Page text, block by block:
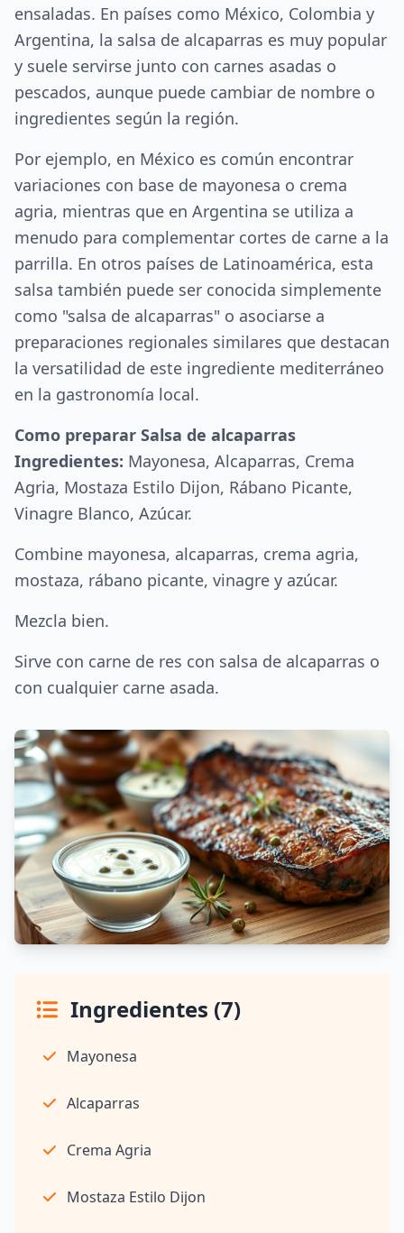
ensaladas. En países como México, Colombia y
Argentina, la salsa de alcaparras es muy popular
y suele servirse junto con carnes asadas o
pescados, aunque puede cambiar de nombre o
ingredientes según la región.
Por ejemplo, en México es común encontrar
variaciones con base de mayonesa o crema
agria, mientras que en Argentina se utiliza a
menudo para complementar cortes de carne a la
parrilla. En otros países de Latinoamérica, esta
salsa también puede ser conocida simplemente
como "salsa de alcaparras" o asociarse a
preparaciones regionales similares que destacan
la versatilidad de este ingrediente mediterráneo
en la gastronomía local.
Como preparar Salsa de alcaparras
Ingredientes: Mayonesa, Alcaparras, Crema
Agria, Mostaza Estilo Dijon, Rábano Picante,
Vinagre Blanco, Azúcar.
Combine mayonesa, alcaparras, crema agria,
mostaza, rábano picante, vinagre y azúcar.
Mezcla bien.
Sirve con carne de res con salsa de alcaparras o
con cualquier carne asada.
Ingredientes (7)
Mayonesa
Alcaparras
Crema Agria
Mostaza Estilo Dijon